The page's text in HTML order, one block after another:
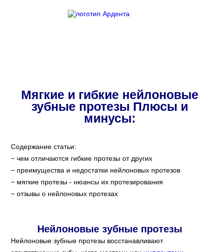
Мягкие и гибкие нейлоновые
зубные протезы Плюсы и
минусы:
Содержание статьи:
чем отличаются гибкие протезы от других
преимущества и недостатки нейлоновых протезов
мягкие протезы - нюансы их протезирования
отзывы о нейлоновых протезах
Нейлоновые зубные протезы
Нейлоновые зубные протезы восстанавливают